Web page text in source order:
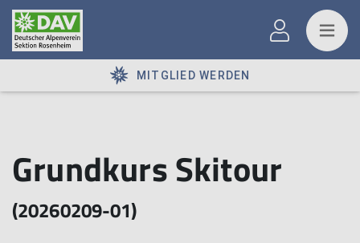
MITGLIED WERDEN
Grundkurs Skitour
(20260209-01)